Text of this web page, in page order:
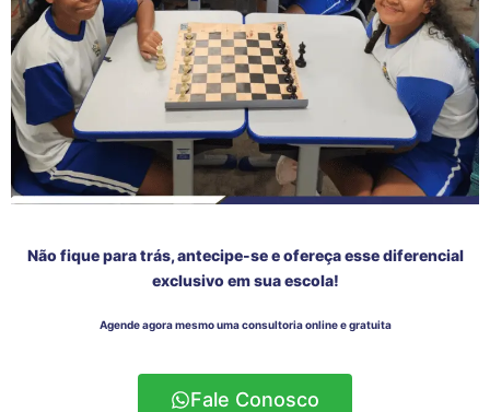
Não fique para trás, antecipe-se e ofereça esse diferencial
exclusivo em sua escola!
Agende agora mesmo uma consultoria online e gratuita
Fale Conosco